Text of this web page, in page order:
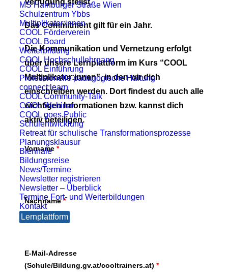
MS Hainburger Straße Wien
Schulzentrum Ybbs
Multiplikator:innen
COOL Förderverein
COOL Board
Weiterbildung
COOL Hochschullehrgang
COOL Einführung
Professionelle pädagogische Haltung
connect:learn
COOL Community-Talk
COOL Webinar
COOL goes Public
Schulentwicklung
Retreat für schulische Transformationsprozesse
Planungsklausur
Biennale
Bildungsreise
News/Termine
Newsletter registrieren
Newsletter – Überblick
Termine Fort- und Weiterbildungen
Kontakt
Lernplattform
Verfügung stellst.
Das Commitment gilt für ein Jahr.
Die Kommunikation und Vernetzung erfolgt
über unsere Lernplattform im Kurs “COOL
Multiplikator:innen”, in den wir dich
einschreiben werden. Dort findest du auch alle
wichtigen Informationen bzw. kannst dich
aktiv beteiligen.
Vorname *
Nachname*
E-Mail-Adresse
(Schule/Bildung.gv.at/cooltrainers.at) *